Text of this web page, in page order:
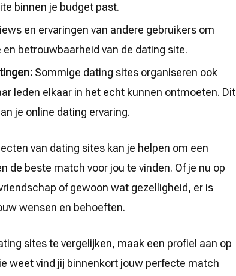
binnen je budget past.
en ervaringen van andere gebruikers om
betrouwbaarheid van de dating site.
Sommige dating sites organiseren ook
leden elkaar in het echt kunnen ontmoeten. Dit
je online dating ervaring.
van dating sites kan je helpen om een
de beste match voor jou te vinden. Of je nu op
of gewoon wat gezelligheid, er is
wensen en behoeften.
sites te vergelijken, maak een profiel aan op
weet vind jij binnenkort jouw perfecte match